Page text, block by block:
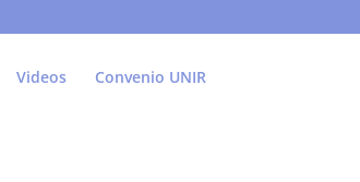
Videos Convenio UNIR